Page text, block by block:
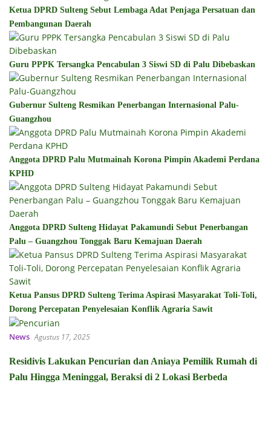
Ketua DPRD Sulteng Sebut Lembaga Adat Penjaga Persatuan dan
Pembangunan Daerah
Guru PPPK Tersangka Pencabulan 3 Siswi SD di Palu Dibebaskan
Gubernur Sulteng Resmikan Penerbangan Internasional Palu-
Guangzhou
Anggota DPRD Palu Mutmainah Korona Pimpin Akademi Perdana
KPHD
Anggota DPRD Sulteng Hidayat Pakamundi Sebut Penerbangan
Palu – Guangzhou Tonggak Baru Kemajuan Daerah
Ketua Pansus DPRD Sulteng Terima Aspirasi Masyarakat Toli-Toli,
Dorong Percepatan Penyelesaian Konflik Agraria Sawit
News Agustus 17, 2025
Residivis Lakukan Pencurian dan Aniaya Pemilik Rumah di
Palu Hingga Meninggal, Beraksi di 2 Lokasi Berbeda